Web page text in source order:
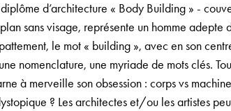
d’architecture « Body Building » -
sans visage, représente un homme adepte
le mot « building », avec en son
nomenclature, une myriade de mots clés.
à merveille son obsession : corps vs
? Les architectes et/ou les artistes